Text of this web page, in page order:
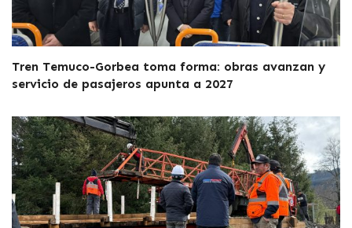
Tren Temuco-Gorbea toma forma: obras avanzan y
servicio de pasajeros apunta a 2027